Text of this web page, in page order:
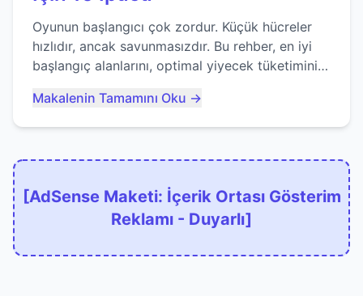
Oyunun başlangıcı çok zordur. Küçük hücreler
hızlıdır, ancak savunmasızdır. Bu rehber, en iyi
başlangıç alanlarını, optimal yiyecek tüketimini
kaçınacağınızı anlatıyor...
Makalenin Tamamını Oku →
[AdSense Maketi: İçerik Ortası Gösterim
Reklamı - Duyarlı]